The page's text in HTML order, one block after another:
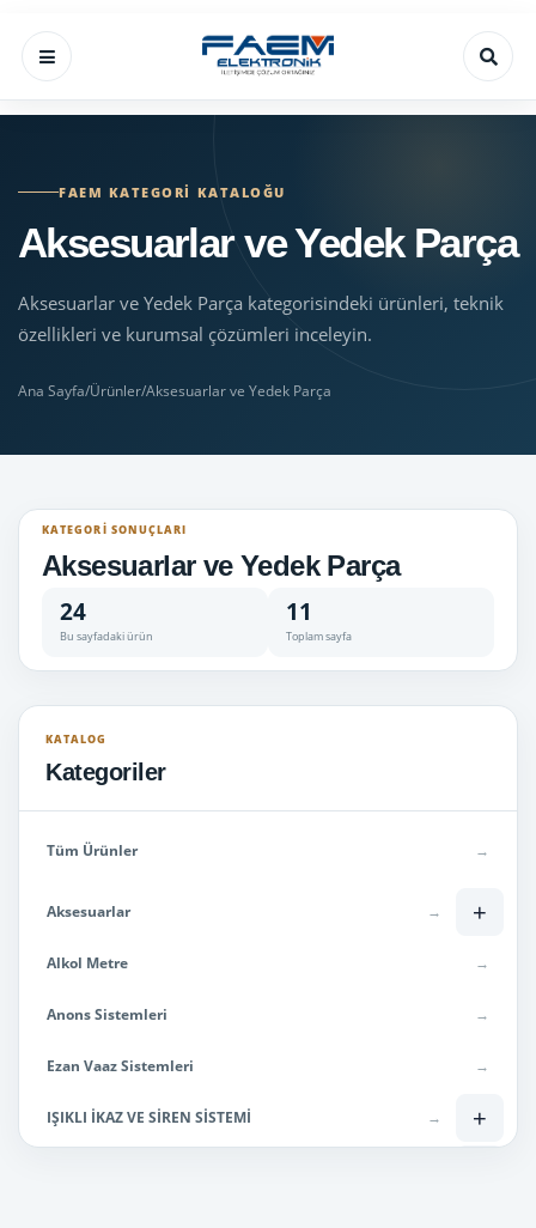
FAEM KATEGORI KATALOĞU
Aksesuarlar ve Yedek Parça
Aksesuarlar ve Yedek Parça kategorisindeki ürünleri, teknik
özellikleri ve kurumsal çözümleri inceleyin.
Ana Sayfa/Ürünler/Aksesuarlar ve Yedek Parça
KATEGORI SONUÇLARI
Aksesuarlar ve Yedek Parça
24
Bu sayfadaki ürün
11
Toplam sayfa
KATALOG
Kategoriler
Tüm Ürünler →
Aksesuarlar → +
Alkol Metre →
Anons Sistemleri →
Ezan Vaaz Sistemleri →
IŞIKLI İKAZ VE SİREN SİSTEMİ → +